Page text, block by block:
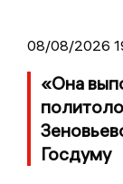
08/08/2026
«Она
Госдуму